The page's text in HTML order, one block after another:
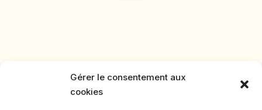
Gérer le consentement aux
cookies